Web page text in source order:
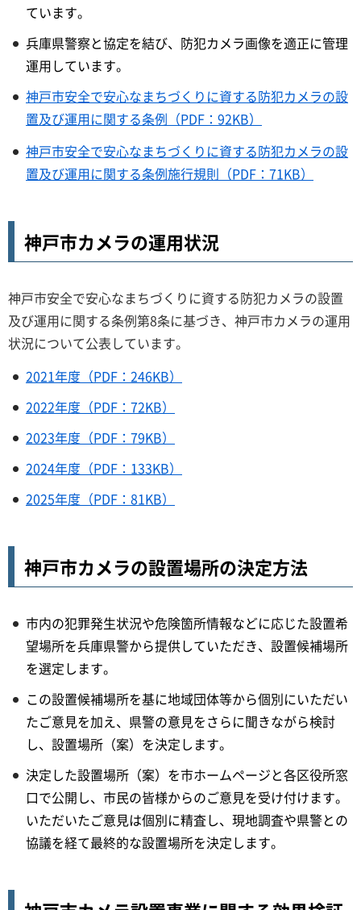
ています。
兵庫県警察と協定を結び、防犯カメラ画像を適正に管理
運用しています。
神戸市安全で安心なまちづくりに資する防犯カメラの設
置及び運用に関する条例（PDF：92KB）
神戸市安全で安心なまちづくりに資する防犯カメラの設
置及び運用に関する条例施行規則（PDF：71KB）
神戸市カメラの運用状況
神戸市安全で安心なまちづくりに資する防犯カメラの設置
及び運用に関する条例第8条に基づき、神戸市カメラの運用
状況について公表しています。
2021年度（PDF：246KB）
2022年度（PDF：72KB）
2023年度（PDF：79KB）
2024年度（PDF：133KB）
2025年度（PDF：81KB）
神戸市カメラの設置場所の決定方法
市内の犯罪発生状況や危険箇所情報などに応じた設置希
望場所を兵庫県警から提供していただき、設置候補場所
を選定します。
この設置候補場所を基に地域団体等から個別にいただい
たご意見を加え、県警の意見をさらに聞きながら検討
し、設置場所（案）を決定します。
決定した設置場所（案）を市ホームページと各区役所窓
口で公開し、市民の皆様からのご意見を受け付けます。
いただいたご意見は個別に精査し、現地調査や県警との
協議を経て最終的な設置場所を決定します。